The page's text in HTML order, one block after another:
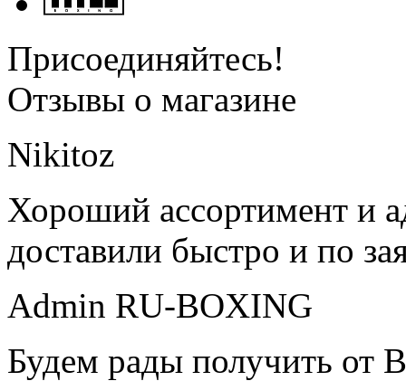
Присоединяйтесь!
Отзывы о магазине
Nikitoz
Хороший ассортимент и
доставили быстро и по
Admin RU-BOXING
Будем рады получить от